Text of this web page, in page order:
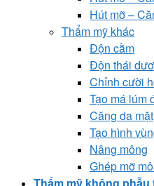
Hút mỡ –
Thẩm mỹ khác
Độn cằm
Độn thái
Chỉnh cười
Tạo má lúm
Căng da mặt
Tạo hình
Nâng mông
Ghép mỡ